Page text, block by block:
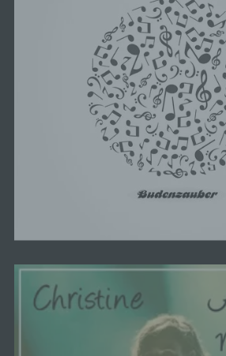
E-Mail: info@acidandrew.de
Cookies / SessionStorage /
Die Internetseiten verwenden
genannte Cookies, LocalStorage
SessionStorage. Dies dient dazu,
nutzerfreundlicher, effektiver und
machen. Local Storage und
eine Technologie, mit welcher ihr
auf Ihrem Computer oder mobilen
abspeichert. Cookies sind
Computersystem abgelegt und
verhindern.
Zahlreiche Internetseiten und
Cookies. Viele Cookies enthalten
Cookie-ID. Eine Cookie-ID ist
Kennung des Cookies. Sie